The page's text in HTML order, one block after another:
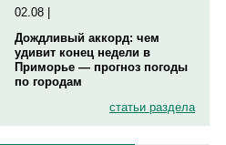
02.08 |
Дождливый аккорд: чем
удивит конец недели в
Приморье — прогноз погоды
по городам
статьи раздела